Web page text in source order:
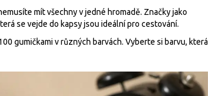
mít všechny v jedné hromadě. Značky jako
se vejde do kapsyjsou ideální pro cestování.
gumičkami v různých barvách. Vyberte si barvu, která